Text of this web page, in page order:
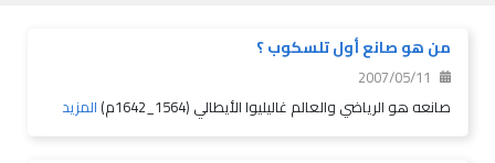
من هو صانع أول تلسكوب ؟
2007/05/11
صانعه هو الرياضي والعالم غاليليوا الأيطالي (1564_1642م)
المزيد